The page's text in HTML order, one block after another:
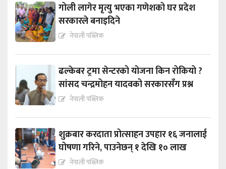
गोली लागेर मृत्यु भएका गणेशको घर प्रदेश
सरकारले बनाइदिने
नेपाली पब्लिक
ढल्केबर ट्रमा सेन्टरको योजना किन रोकियो ?
सांसद चन्द्रमोहन यादवको सरकारसँग प्रश्न
नेपाली पब्लिक
शुक्रबार करदाता प्रोत्साहन उपहार १६ जनालाई
घोषणा गरिने, पाउनेछन् १ देखि १० लाख
नेपाली पब्लिक